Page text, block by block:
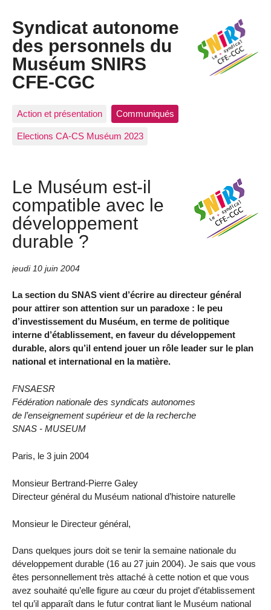
Syndicat autonome
des personnels du
Muséum SNIRS
CFE-CGC
Action et présentation Communiqués
Elections CA-CS Muséum 2023
Le Muséum est-il
compatible avec le
développement
durable ?
jeudi 10 juin 2004
La section du SNAS vient d’écrire au directeur général
pour attirer son attention sur un paradoxe : le peu
d’investissement du Muséum, en terme de politique
interne d’établissement, en faveur du développement
durable, alors qu’il entend jouer un rôle leader sur le plan
national et international en la matière.
FNSAESR
Fédération nationale des syndicats autonomes
de l’enseignement supérieur et de la recherche
SNAS - MUSEUM
Paris, le 3 juin 2004
Monsieur Bertrand-Pierre Galey
Directeur général du Muséum national d’histoire naturelle
Monsieur le Directeur général,
Dans quelques jours doit se tenir la semaine nationale du
développement durable (16 au 27 juin 2004). Je sais que vous
êtes personnellement très attaché à cette notion et que vous
avez souhaité qu’elle figure au cœur du projet d’établissement
tel qu’il apparaît dans le futur contrat liant le Muséum national